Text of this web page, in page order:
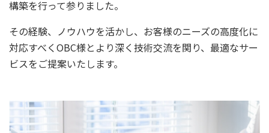
構築を行って参りました。
その経験、ノウハウを活かし、お客様のニーズの高度化に
対応すべくOBC様とより深く技術交流を関り、最適なサー
ビスをご提案いたします。